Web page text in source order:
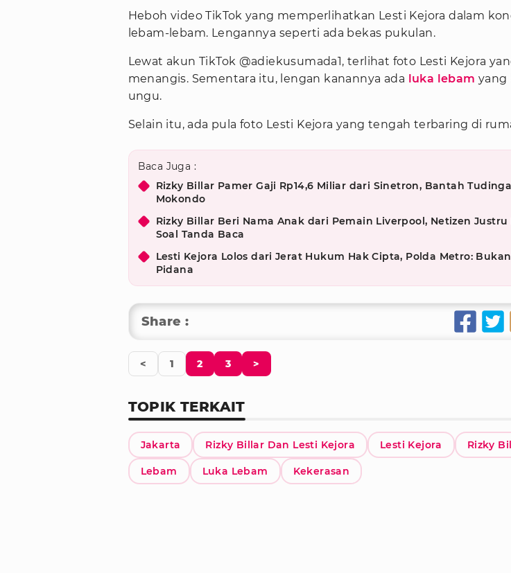
Heboh video TikTok yang memperlihatkan Lesti Kejora dalam
lebam-lebam. Lengannya seperti ada bekas pukulan.
Lewat akun TikTok @adiekusumada1, terlihat foto Lesti Kejora
menangis. Sementara itu, lengan kanannya ada
luka lebam yang
ungu.
Selain itu, ada pula foto Lesti Kejora yang tengah terbaring di
Baca Juga :
Rizky Billar Pamer Gaji Rp14,6 Miliar dari Sinetron, Bantah
Mokondo
Rizky Billar Beri Nama Anak dari Pemain Liverpool, Netizen Justru
Soal Tanda Baca
Lesti Kejora Lolos dari Jerat Hukum Hak Cipta, Polda Metro:
Pidana
Share :
< 1 2 3 >
TOPIK TERKAIT
Jakarta Rizky Billar Dan Lesti Kejora Lesti Kejora Rizky
Lebam Luka Lebam Kekerasan